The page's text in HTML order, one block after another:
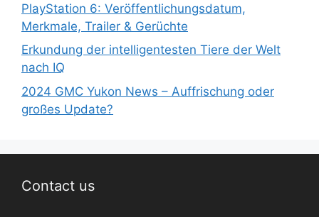
PlayStation 6: Veröffentlichungsdatum,
Merkmale, Trailer & Gerüchte
Erkundung der intelligentesten Tiere der Welt
nach IQ
2024 GMC Yukon News – Auffrischung oder
großes Update?
Contact us